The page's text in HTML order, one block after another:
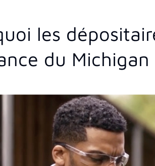
les
du Michigan